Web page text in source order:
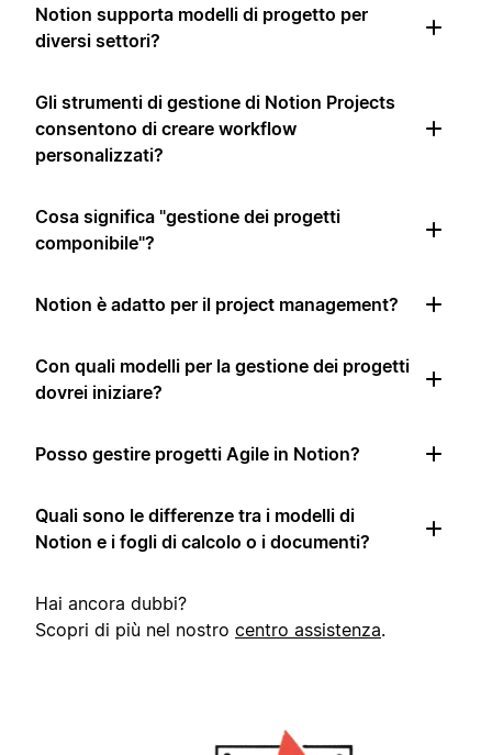
Notion supporta modelli di progetto per
diversi settori?
Gli strumenti di gestione di Notion Projects
consentono di creare workflow
personalizzati?
Cosa significa "gestione dei progetti
componibile"?
Notion è adatto per il project management?
Con quali modelli per la gestione dei progetti
dovrei iniziare?
Posso gestire progetti Agile in Notion?
Quali sono le differenze tra i modelli di
Notion e i fogli di calcolo o i documenti?
Hai ancora dubbi?
Scopri di più nel nostro centro assistenza.